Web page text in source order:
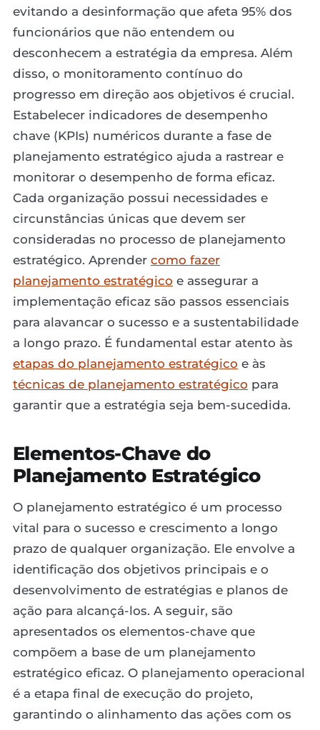
evitando a desinformação que afeta 95% dos
funcionários que não entendem ou
desconhecem a estratégia da empresa. Além
disso, o monitoramento contínuo do
progresso em direção aos objetivos é crucial.
Estabelecer indicadores de desempenho
chave (KPIs) numéricos durante a fase de
planejamento estratégico ajuda a rastrear e
monitorar o desempenho de forma eficaz.
Cada organização possui necessidades e
circunstâncias únicas que devem ser
consideradas no processo de planejamento
estratégico. Aprender como fazer
planejamento estratégico e assegurar a
implementação eficaz são passos essenciais
para alavancar o sucesso e a sustentabilidade
a longo prazo. É fundamental estar atento às
etapas do planejamento estratégico e às
técnicas de planejamento estratégico para
garantir que a estratégia seja bem-sucedida.
Elementos-Chave do
Planejamento Estratégico
O planejamento estratégico é um processo
vital para o sucesso e crescimento a longo
prazo de qualquer organização. Ele envolve a
identificação dos objetivos principais e o
desenvolvimento de estratégias e planos de
ação para alcançá-los. A seguir, são
apresentados os elementos-chave que
compõem a base de um planejamento
estratégico eficaz. O planejamento operacional
é a etapa final de execução do projeto,
garantindo o alinhamento das ações com os